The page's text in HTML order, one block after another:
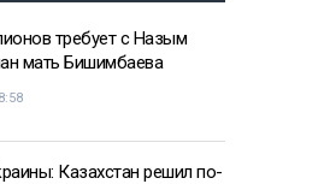
требует с Назым
мать Бишимбаева
Казахстан решил по-